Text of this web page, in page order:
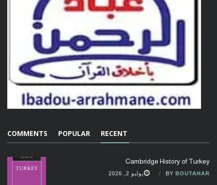
RECENT
POPULAR
COMMENTS
Cambridge History of Turkey
BY BOUTAHAR يوليو 2, 2026